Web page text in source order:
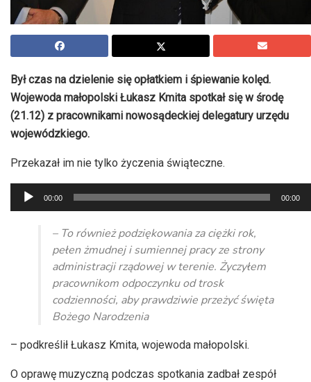
Był czas na dzielenie się opłatkiem i śpiewanie kolęd.
Wojewoda małopolski Łukasz Kmita spotkał się w środę
(21.12) z pracownikami nowosądeckiej delegatury urzędu
wojewódzkiego.
Przekazał im nie tylko życzenia świąteczne.
Odtwarzacz
plików
dźwiękowych
00:00 00:00
– To również podziękowania za ciężki rok,
pełen żmudnej i sumiennej pracy ze strony
administracji rządowej w terenie. Życzyłem
pracownikom odpoczynku od trosk
codzienności, aby prawdziwie przeżyć święta
Bożego Narodzenia
– podkreślił Łukasz Kmita, wojewoda małopolski.
O oprawę muzyczną podczas spotkania zadbał zespół